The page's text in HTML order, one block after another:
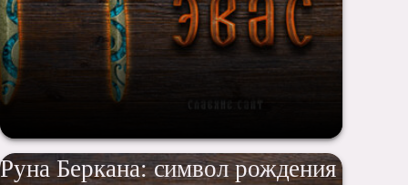
Руна Беркана: символ рождения